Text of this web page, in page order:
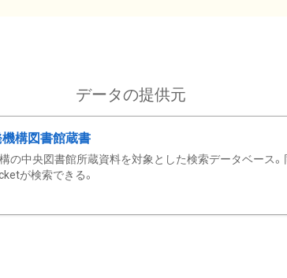
データの提供元
構図書館蔵書
の中央図書館所蔵資料を対象とした検索データベース。
が検索できる。